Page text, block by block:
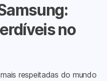
no
respeitadas do mundo